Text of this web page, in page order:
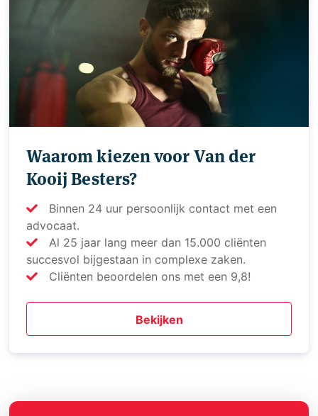
Waarom kiezen voor Van der
Kooij Besters?
Binnen 24 uur persoonlijk contact met een
advocaat.
Al 25 jaar lang meer dan 15.000 cliënten
succesvol bijgestaan in complexe zaken.
Cliënten beoordelen ons met een 9,8!
Bekijken